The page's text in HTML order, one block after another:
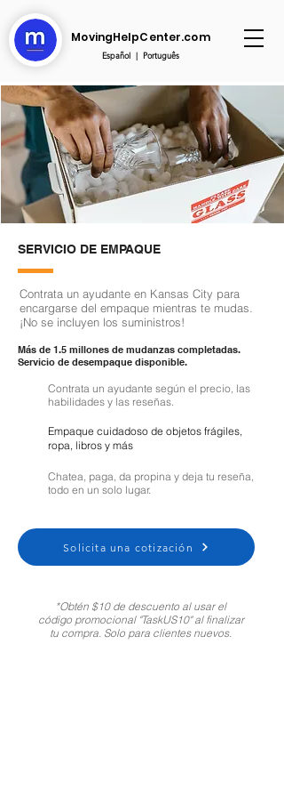
MovingHelpCenter.com
Español| Português
SERVICIO DE EMPAQUE
Contrata un ayudante en Kansas City para
encargarse del empaque mientras te mudas.
¡No se incluyen los suministros!
Más de 1.5 millones de mudanzas completadas.
Servicio de desempaque disponible.
Contrata un ayudante según el precio, las
habilidades y las reseñas.
Empaque cuidadoso de objetos frágiles,
ropa, libros y más
Chatea, paga, da propina y deja tu reseña,
todo en un solo lugar.
Solicita una cotización
*Obtén $10 de descuento al usar el
código promocional "TaskUS10" al finalizar
tu compra. Solo para clientes nuevos.